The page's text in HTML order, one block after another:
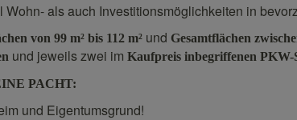
als auch Investitionsmöglichkeiten in
von 99 m² bis 112 m² und Gesamtflächen
und jeweils zwei im Kaufpreis inbegriffenen PKW-
PACHT:
und Eigentumsgrund!